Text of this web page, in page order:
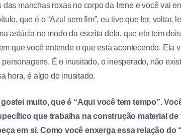
manchas roxas no corpo da Irene e você vai
que é o “Azul sem fim”, eu tive que ler, voltar,
astúcia no modo da escrita dela, que ela tem
que você entende o que está acontecendo. Ela
É o inusitado, o inesperado, não
hora, é algo do inusitado.
muito, que é “Aqui você tem tempo”.
que trabalha na construção material de
em si. Como você enxerga essa relação do